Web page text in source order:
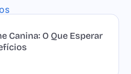
Canina: O Que Esperar